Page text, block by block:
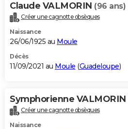
Claude VALMORIN (96 ans)
Créer une cagnotte obsèques
Naissance
26/06/1925 au Moule
Décès
11/09/2021 au Moule (Guadeloupe)
Symphorienne VALMORIN
Créer une cagnotte obsèques
Naissance